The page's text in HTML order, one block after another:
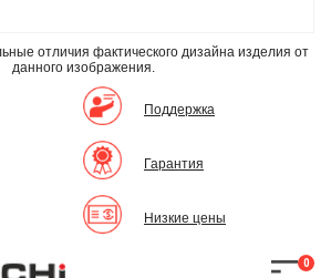
отличия фактического дизайна изделия от
данного изображения.
Поддержка
Гарантия
Низкие цены
0